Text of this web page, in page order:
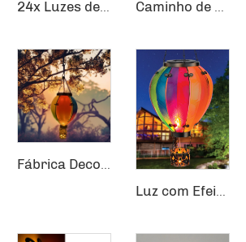
24x Luzes de Caminho de Natal Solar para Decoração Externa de Caminhos Caminho de Natal Jardim Sensor Festivo Azevinho Vermelho Passarinho Cardeais Luz Solar Estaca
Fábrica Decoração de Jardim Chama Flickering Solar Balão Quente Pendurado Lanterna